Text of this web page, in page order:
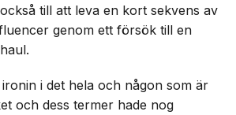
till att leva en kort sekvens av
genom ett försök till en
i det hela och någon som är
och dess termer hade nog